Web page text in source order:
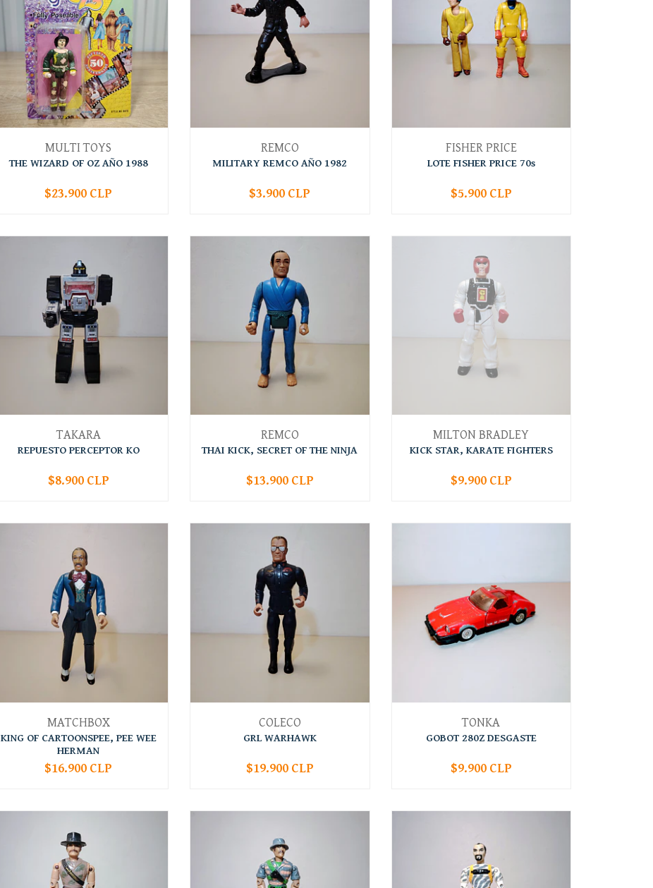
MULTI TOYS
THE WIZARD OF OZ AÑO 1988
+
$23.900 CLP
REMCO
MILITARY REMCO AÑO 1982
+
$3.900 CLP
FISHER PRICE
LOTE FISHER PRICE 70s
+
$5.900 CLP
TAKARA
REPUESTO PERCEPTOR KO
+
$8.900 CLP
REMCO
THAI KICK, SECRET OF THE NINJA
+
$13.900 CLP
MILTON BRADLEY
KICK STAR, KARATE FIGHTERS
AGOTADO
$9.900 CLP
MATCHBOX
KING OF CARTOONSPEE, PEE WEE
HERMAN
+
$16.900 CLP
COLECO
GRL WARHAWK
+
$19.900 CLP
TONKA
GOBOT 280Z DESGASTE
+
$9.900 CLP